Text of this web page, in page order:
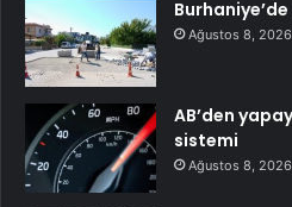
Ağustos 8, 2026
AB’den
sistemi
Ağustos 8, 2026